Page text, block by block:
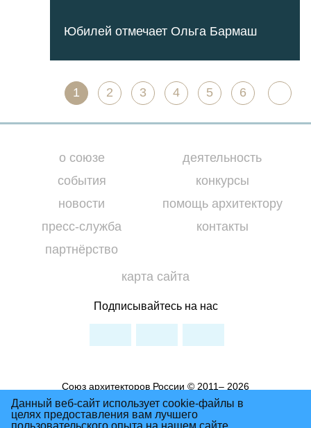
Юбилей отмечает Ольга Бармаш
1 2 3 4 5 6
о союзе
события
новости
пресс-служба
партнёрство
деятельность
конкурсы
помощь архитектору
контакты
карта сайта
Подписывайтесь на нас
Союз архитекторов России © 2011– 2026
Условия использования материалов сайта
Политика Конфиденциальности
Данный веб-сайт использует cookie-файлы в
целях предоставления вам лучшего
пользовательского опыта на нашем сайте.